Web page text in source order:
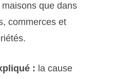
que dans
commerces et
: la cause